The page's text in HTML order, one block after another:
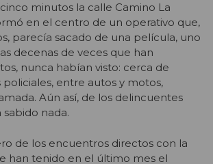
minutos la calle Camino La
en el centro de un operativo que,
parecía sacado de una película, uno
decenas de veces que han
nunca habían visto: cerca de
entre autos y motos,
Aún así, de los delincuentes
nada.
de los encuentros directos con la
han tenido en el último mes el